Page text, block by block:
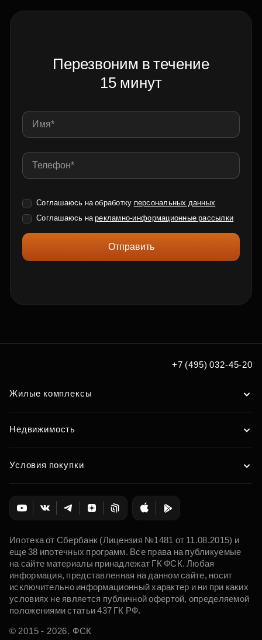
Перезвоним в течение
15 минут
Соглашаюсь на обработку персональных данных
Соглашаюсь нарекламно-информационные рассылки
Отправить
+7 (495) 032-45-20
Жилые комплексы
Недвижимость
Условия покупки
Ипотека от Сбербанк (Лицензия №1481 от 11.08.2015) и
еще 38 ипотечных программ. Все права на публикуемые
на сайте материалы принадлежат ГК ФСК. Любая
информация, представленная на данном сайте, носит
исключительно информационный характер и ни при каких
условиях не является публичной офертой, определяемой
положениями статьи 437 ГК РФ.
© 2015 - 2026. ФСК